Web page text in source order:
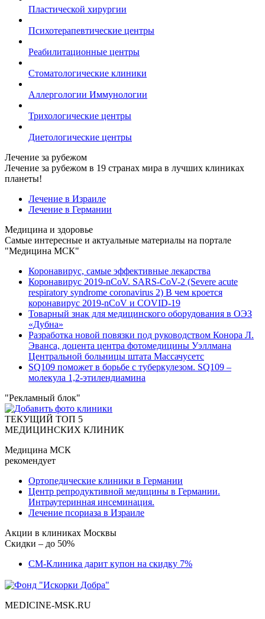
Пластической хирургии
Психотерапевтические центры
Реабилитационные центры
Стоматологические клиники
Аллергологии Иммунологии
Трихологические центры
Диетологические центры
Лечение за рубежом
Лечение за рубежом в 19 странах мира в лучших клиниках
планеты!
Лечение в Израиле
Лечение в Германии
Медицина и здоровье
Самые интересные и актуальные материалы на портале
"Медицина МСК"
Коронавирус, самые эффективные лекарства
Коронавирус 2019-nCoV. SARS-CoV-2 (Severe acute
respiratory syndrome coronavirus 2) В чем кроется
коронавирус 2019-nCoV и COVID-19
Товарный знак для медицинского оборудования в ОЭЗ
«Дубна»
Разработка новой повязки под руководством Конора Л.
Эванса, доцента центра фотомедицины Уэллмана
Центральной больницы штата Массачусетс
SQ109 поможет в борьбе с туберкулезом. SQ109 –
молекула 1,2-этилендиамина
"Рекламный блок"
ТЕКУЩИЙ ТОП 5
МЕДИЦИНСКИХ КЛИНИК
Медицина МСК
рекомендует
Ортопедические клиники в Германии
Центр репродуктивной медицины в Германии.
Интраутеринная инсеминация.
Лечение псориаза в Израиле
Акции в клиниках Москвы
Скидки – до 50%
СМ-Клиника дарит купон на скидку 7%
MEDICINE-MSK.RU